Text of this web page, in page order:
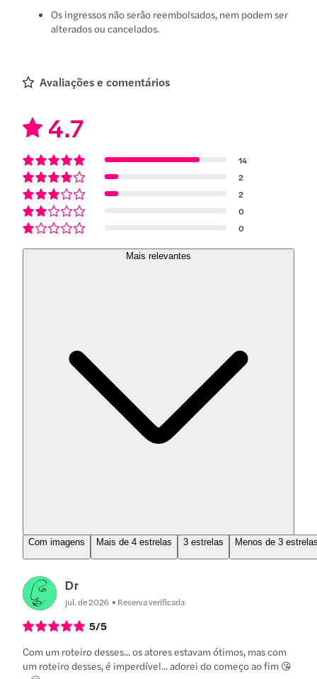
Os ingressos não serão reembolsados, nem podem ser
alterados ou cancelados.
Avaliações e comentários
4.7
14
2
2
0
0
Mais relevantes
Com imagens Mais de 4 estrelas 3 estrelas Menos de 3
Dr
jul. de 2026 Reserva verificada
5/5
Com um roteiro desses... os atores estavam ótimos, mas com
um roteiro desses, é imperdível... adorei do começo ao fim 😘